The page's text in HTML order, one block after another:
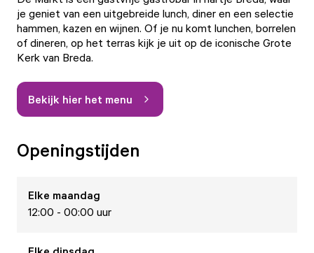
je geniet van een uitgebreide lunch, diner en een selectie
hammen, kazen en wijnen. Of je nu komt lunchen, borrelen
of dineren, op het terras kijk je uit op de iconische Grote
Kerk van Breda.
Bekijk hier het menu
Openingstijden
Elke maandag
12:00 - 00:00 uur